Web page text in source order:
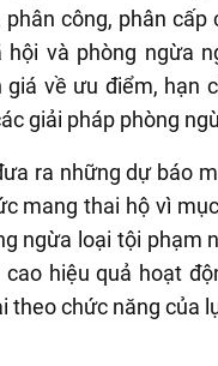
công, phân
hội và phòng ngừa
giá về ưu điểm, hạn
giải pháp phòng
ra những dự báo
mang thai hộ vì
ngừa loại tội phạm
cao hiệu quả hoạt
theo chức năng của